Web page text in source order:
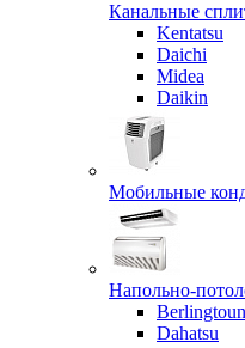
Канальные
Kentatsu
Daichi
Midea
Daikin
Мобильные
Напольно-
Berlingtoun
Dahatsu